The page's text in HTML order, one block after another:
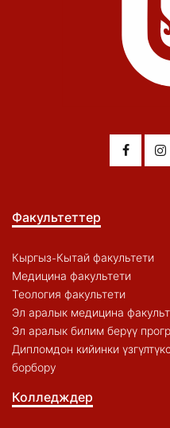
Факультеттер
Кыргыз-Кытай факультети
Медицина факультети
Теология факультети
Эл аралык медицина
Эл аралык билим берүү
Дипломдон кийинки
борбору
Колледждер